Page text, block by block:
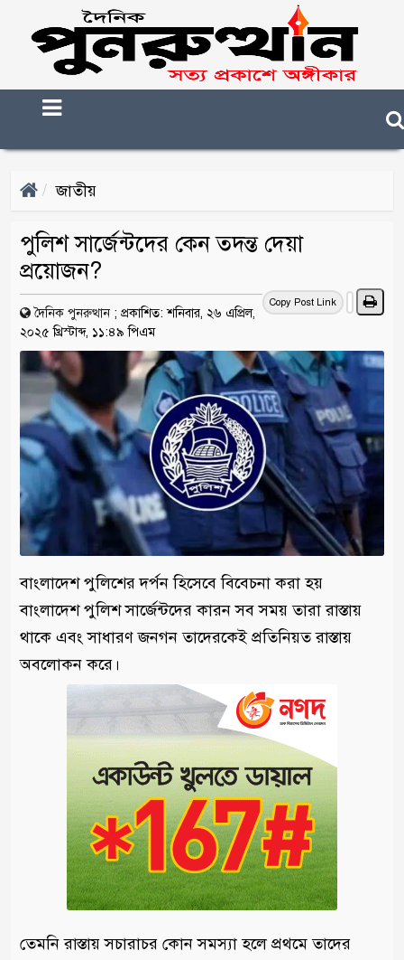
জাতীয়
পুলিশ সার্জেন্টদের কেন তদন্ত দেয়া
প্রয়োজন?
Copy Post Link
দৈনিক পুনরুত্থান ; প্রকাশিত: শনিবার, ২৬ এপ্রিল,
২০২৫ খ্রিস্টাব্দ, ১১:৪৯ পিএম
বাংলাদেশ পুলিশের দর্পন হিসেবে বিবেচনা করা হয়
বাংলাদেশ পুলিশ সার্জেন্টদের কারন সব সময় তারা রাস্তায়
থাকে এবং সাধারণ জনগন তাদেরকেই প্রতিনিয়ত রাস্তায়
অবলোকন করে।
তেমনি রাস্তায় সচারাচর কোন সমস্যা হলে প্রথমে তাদের